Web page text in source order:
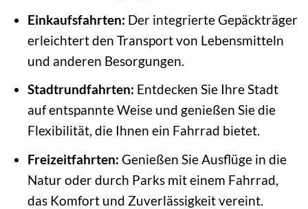
Einkaufsfahrten: Der integrierte Gepäckträger
erleichtert den Transport von Lebensmitteln
und anderen Besorgungen.
Stadtrundfahrten: Entdecken Sie Ihre Stadt
auf entspannte Weise und genießen Sie die
Flexibilität, die Ihnen ein Fahrrad bietet.
Freizeitfahrten: Genießen Sie Ausflüge in die
Natur oder durch Parks mit einem Fahrrad,
das Komfort und Zuverlässigkeit vereint.